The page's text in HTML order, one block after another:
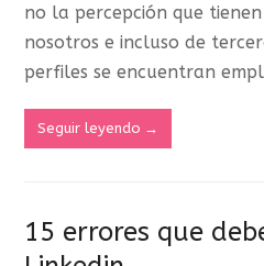
no la percepción que
nosotros e incluso de
perfiles se encuentran
Seguir leyendo →
15 errores que